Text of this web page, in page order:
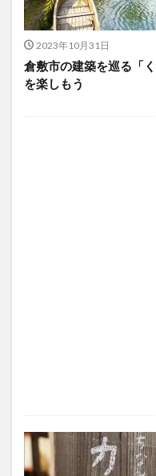
2023年10月31日
倉敷市の建築を巡る「
を楽しもう